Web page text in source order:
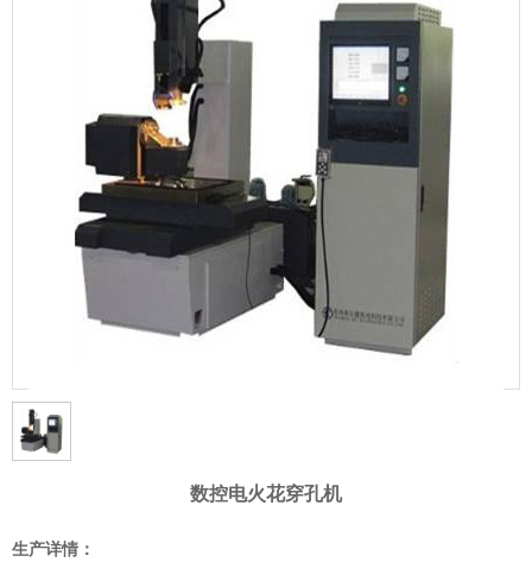
数控电火花穿孔机
生产详情：